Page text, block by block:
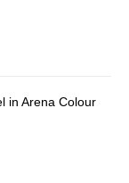
in Arena Colour